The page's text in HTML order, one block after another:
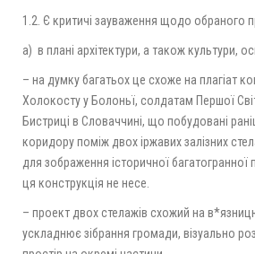
1.2. Є критичі зауваження щодо обраного
а) в плані архітектури, а також культури,
– на думку багатьох це схоже на плагіат
Холокосту у Болоньї, солдатам Першої
Бистриці в Словаччині, що побудовані
коридору поміж двох іржавих залізних
для зображення історичної багатогранної
ця конструкція не несе.
– проект двох стелажів схожий на
ускладнює зібрання громади, візуально